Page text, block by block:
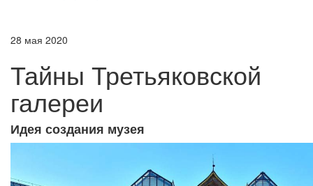
28 мая 2020
Тайны Третьяковской
галереи
Идея создания музея